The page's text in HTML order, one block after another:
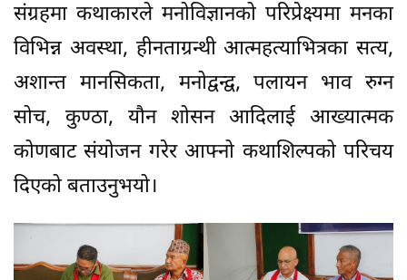
संग्रहमा कथाकारले मनोविज्ञानको परिप्रेक्ष्यमा मनका
विभिन्न अवस्था, हीनताग्रन्थी आत्महत्याभित्रका सत्य,
अशान्त मानसिकता, मनोद्वन्द्व, पलायन भाव रुग्न
सोच, कुण्ठा, यौन शोसन आदिलाई आख्यात्मक
कोणबाट संयोजन गरेर आफ्नो कथाशिल्पको परिचय
दिएको बताउनुभयो।